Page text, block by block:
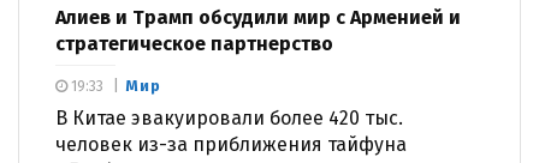
Алиев и Трамп обсудили мир с Арменией и
стратегическое партнерство
Мир
В Китае эвакуировали более 420 тыс.
человек из-за приближения тайфуна
19:33